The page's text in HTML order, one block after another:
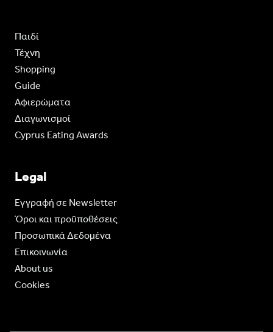
Παιδί
Τέχνη
Shopping
Guide
Aφιερώματα
Διαγωνισμοί
Cyprus Eating Awards
Legal
Eγγραφή σε Newsletter
Όροι και προϋποθέσεις
Προσωπικά Δεδομένα
Επικοινωνία
About us
Cookies